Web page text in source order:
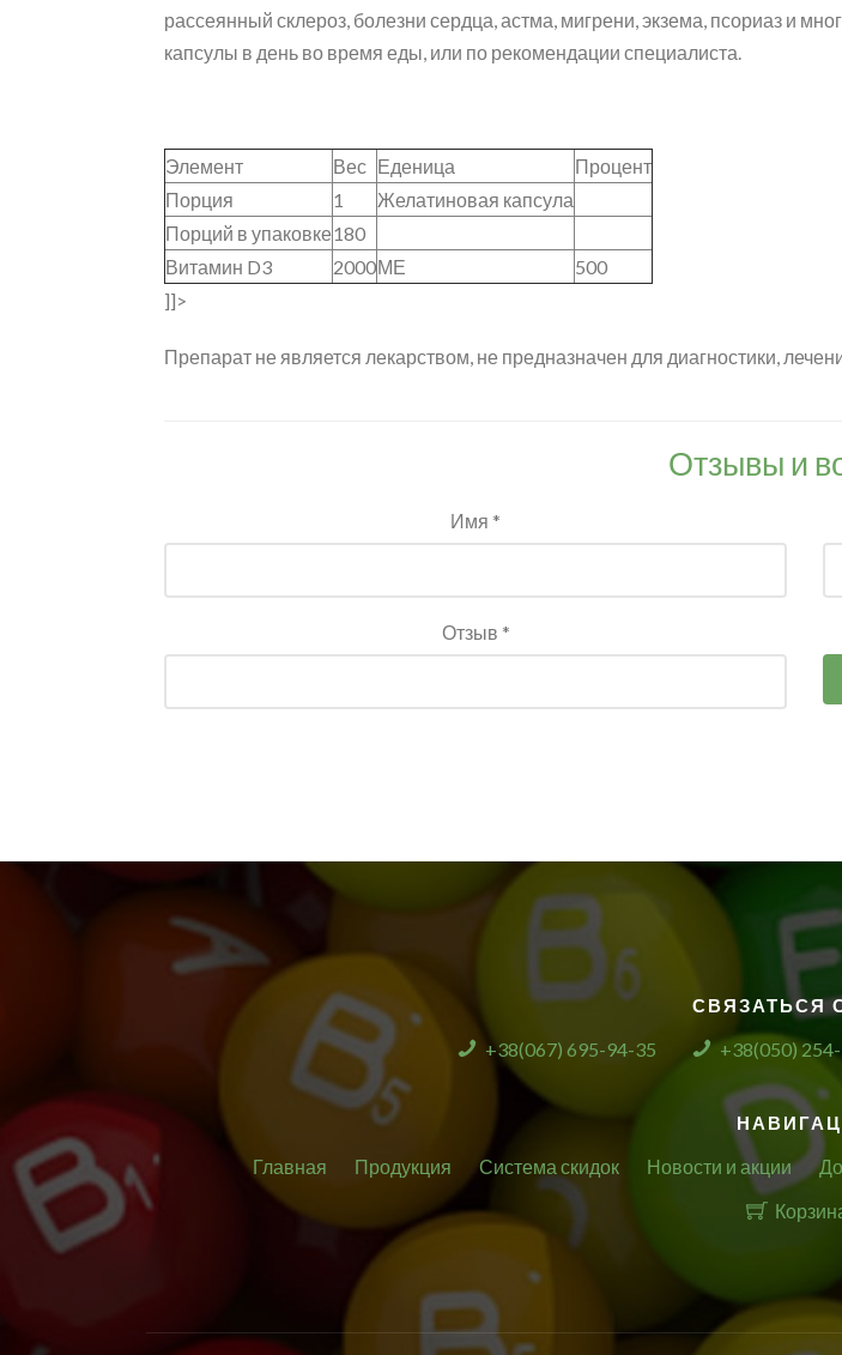
рассеянный склероз, болезни сердца, астма, мигрени, экзема, псориаз и
капсулы в день во время еды, или по рекомендации специалиста.
Элемент Вес Еденица
Процент
Порция
1
Желатиновая капсула
Порций в упаковке180
Витамин D3
2000МЕ
500
]]>
Препарат не является лекарством, не предназначен для диагностики,
Отзывы и
Имя *
Отзыв *
СВЯЗАТЬСЯ
+38(067) 695-94-35 +38(050)
Главная Продукция Система скидок Новости и акции